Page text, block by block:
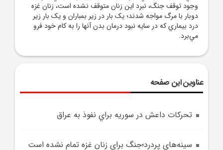
وجود توقف جنگ، نبرد اين زنان متوقف نشده است، زنان غزه
دوبار با مرگ مواجه شدند؛ يک بار در زير بمباران و يک بار زير
درد بيماري که در سايه نبود درمان بدن آنها را به کام خود فرو
مي‌برد.
عناوین این صفحه
تحرکات داعش در سوريه براي نفوذ به عراق
سينه‌هاي پردرد؛جنگ براي زنان غزه تمام نشده است